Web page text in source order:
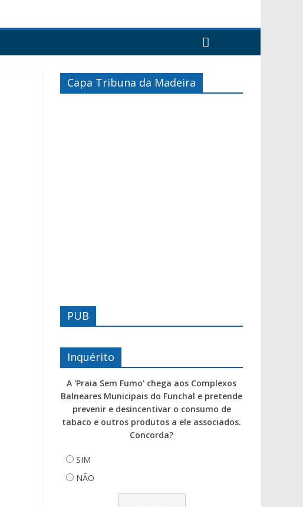
Capa Tribuna da Madeira
PUB
Inquérito
A 'Praia Sem Fumo' chega aos Complexos
Balneares Municipais do Funchal e pretende
prevenir e desincentivar o consumo de
tabaco e outros produtos a ele associados.
Concorda?
SIM
NÃO